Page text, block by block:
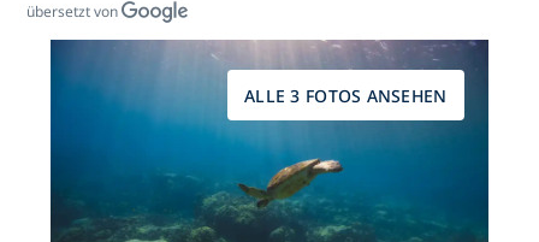
übersetzt von
ALLE 3 FOTOS ANSEHEN